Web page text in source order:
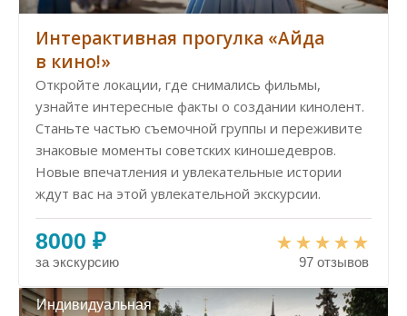
Интерактивная прогулка «Айда
в кино!»
Откройте локации, где снимались фильмы,
узнайте интересные факты о создании кинолент.
Станьте частью съемочной группы и переживите
знаковые моменты советских киношедевров.
Новые впечатления и увлекательные истории
ждут вас на этой увлекательной экскурсии.
8000 ₽
за экскурсию 97 отзывов
Индивидуальная